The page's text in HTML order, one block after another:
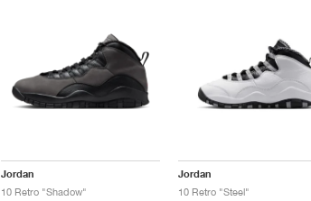
Jordan
10 Retro "Shadow"
Jordan
10 Retro "Steel"